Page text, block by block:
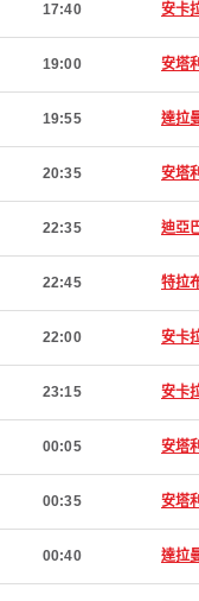
17:40 安卡
19:00 安塔
19:55 達拉
20:35 安塔
22:35 迪亞
22:45 特拉
22:00 安卡
23:15 安卡
00:05 安塔
00:35 安塔
00:40 達拉